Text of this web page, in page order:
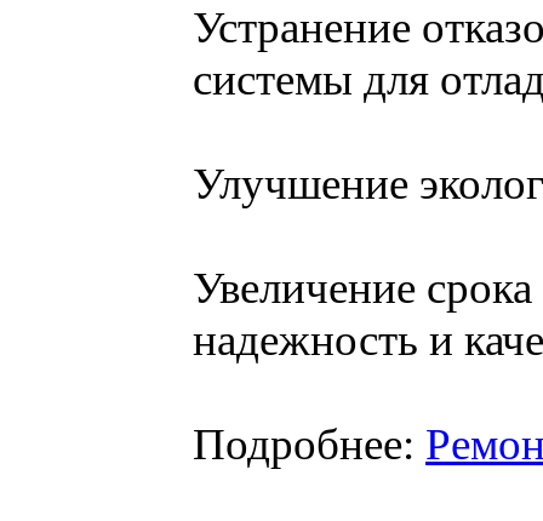
Устранение
системы для
Улучшение
Увеличение
надежность и
Подробнее: